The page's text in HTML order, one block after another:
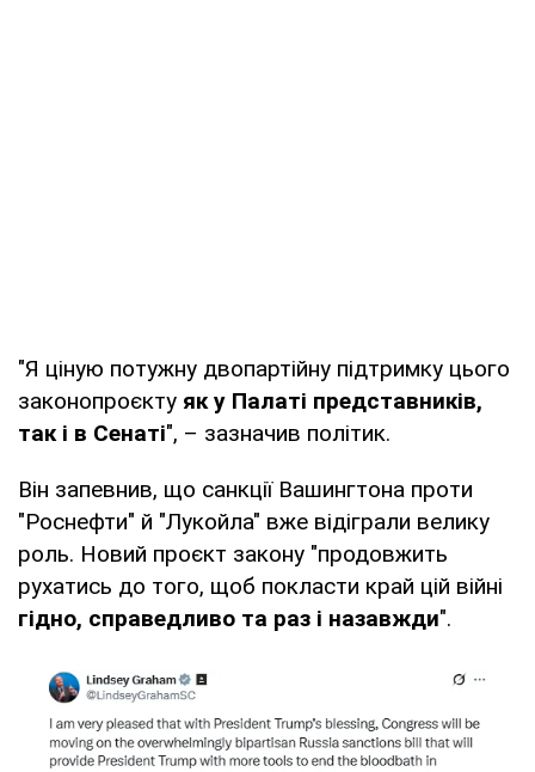
"Я ціную потужну двопартійну підтримку цього
законопроєкту як у Палаті представників,
так і в Сенаті", – зазначив політик.
Він запевнив, що санкції Вашингтона проти
"Роснефти" й "Лукойла" вже відіграли велику
роль. Новий проєкт закону "продовжить
рухатись до того, щоб покласти край цій війні
гідно, справедливо та раз і назавжди".